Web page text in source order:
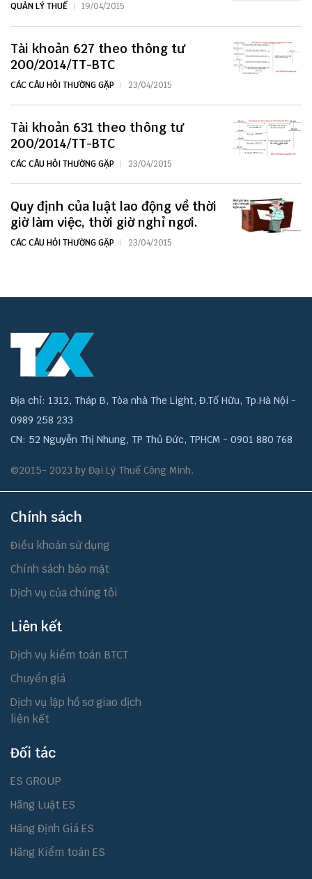
QUẢN LÝ THUẾ 19/04/2015
Tài khoản 627 theo thông tư
200/2014/TT-BTC
CÁC CÂU HỎI THƯỜNG GẶP 23/04/2015
Tài khoản 631 theo thông tư
200/2014/TT-BTC
CÁC CÂU HỎI THƯỜNG GẶP 23/04/2015
Quy định của luật lao động về thời
giờ làm việc, thời giờ nghỉ ngơi.
CÁC CÂU HỎI THƯỜNG GẶP 23/04/2015
Địa chỉ: 1312, Tháp B, Tòa nhà The Light, Đ.Tố Hữu, Tp.Hà Nội -
0989 258 233
CN: 52 Nguyễn Thị Nhung, TP Thủ Đức, TPHCM - 0901 880 768
©2015- 2023 by Đại Lý Thuế Công Minh.
Chính sách
Điều khoản sử dụng
Chính sách bảo mật
Dịch vụ của chúng tôi
Liên kết
Dịch vụ kiểm toán BTCT
Chuyển giá
Dịch vụ lập hồ sơ giao dịch
liên kết
Đối tác
ES GROUP
Hãng Luật ES
Hãng Định Giá ES
Hãng Kiểm toán ES